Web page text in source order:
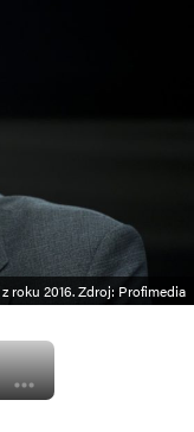
roku 2016. Zdroj: Profimedia